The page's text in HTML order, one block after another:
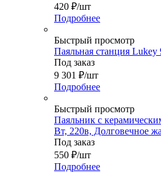
420 ₽/шт
Подробнее
Быстрый просмотр
Паяльная станция Lukey
Под заказ
9 301 ₽/шт
Подробнее
Быстрый просмотр
Паяльник с
Вт, 220в, Долговечное
Под заказ
550 ₽/шт
Подробнее